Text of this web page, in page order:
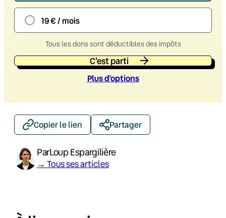
19 € / mois
Tous les dons sont déductibles des impôts
C'est parti
Plus d’options
Copier le lien Partager
ParLoup Espargilière
→ Tous ses articles